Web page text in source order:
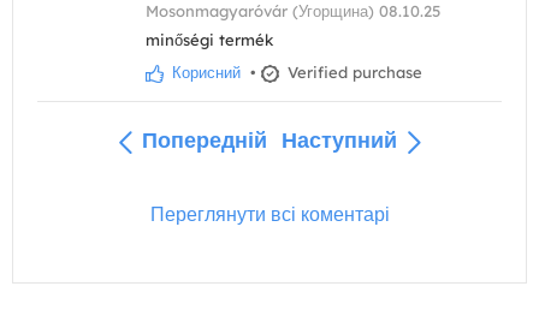
Mosonmagyaróvár (Угорщина) 08.10.25
minőségi termék
Корисний • Verified purchase
Попередній Наступний
Переглянути всі коментарі